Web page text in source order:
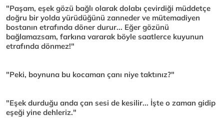
"Paşam, eşek gözü bağlı olarak dolabı çevirdiği müddetçe
doğru bir yolda yürüdüğünü zanneder ve mütemadiyen
bostanın etrafında döner durur... Eğer gözünü
bağlamazsam, farkına vararak böyle saatlerce kuyunun
etrafında dönmez!"
"Peki, boynuna bu kocaman çanı niye taktınız?"
"Eşek durduğu anda çan sesi de kesilir... İşte o zaman gidip
eşeği yine dehleriz."